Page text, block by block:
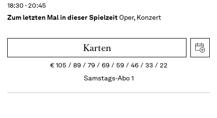
18:30 - 20:45
Zum letzten Mal in dieser SpielzeitOper, Konzert
Karten
€105 89 79 69 59 46 33
22
Samstags-Abo 1